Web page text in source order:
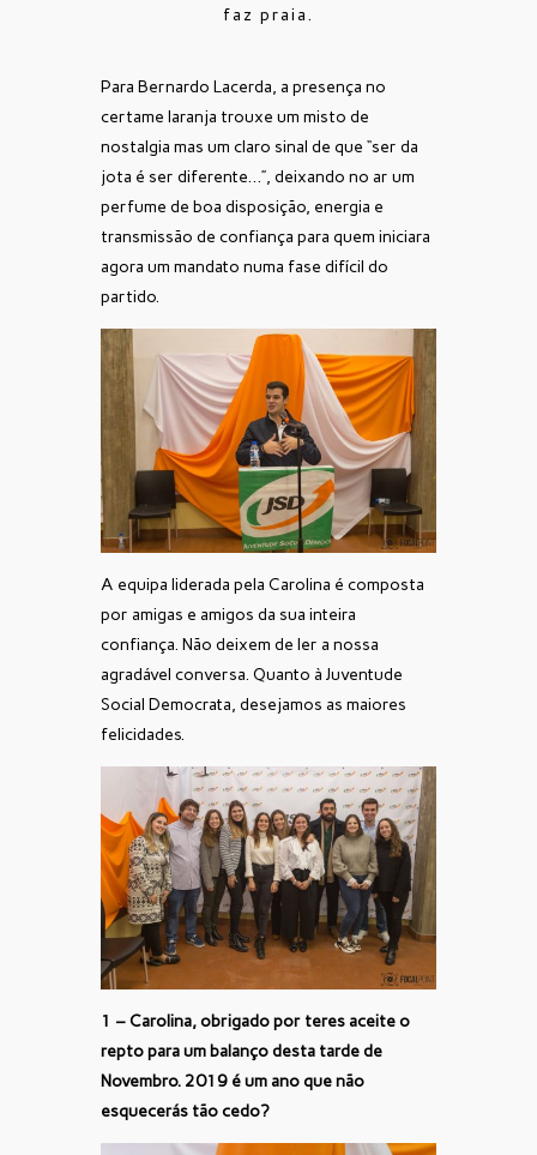
faz praia.
Para Bernardo Lacerda, a presença no
certame laranja trouxe um misto de
nostalgia mas um claro sinal de que “ser da
jota é ser diferente…”, deixando no ar um
perfume de boa disposição, energia e
transmissão de confiança para quem iniciara
agora um mandato numa fase difícil do
partido.
A equipa liderada pela Carolina é composta
por amigas e amigos da sua inteira
confiança. Não deixem de ler a nossa
agradável conversa. Quanto à Juventude
Social Democrata, desejamos as maiores
felicidades.
1 –Carolina, obrigado por teres aceite o
repto para um balanço desta tarde de
Novembro. 2019 é um ano que não
esquecerás tão cedo?